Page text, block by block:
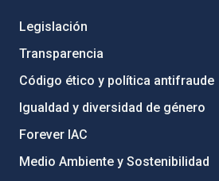
Legislación
Transparencia
Código ético y política antifraude
Igualdad y diversidad de género
Forever IAC
Medio Ambiente y Sostenibilidad